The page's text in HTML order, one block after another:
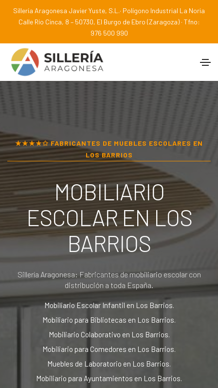
Sillería Aragonesa Javier Yuste, S.L.· Polígono Industrial La Noria
Calle Río Cinca, 8 – 50730, El Burgo de Ebro (Zaragoza) · Tfno:
976 500 990
★★★★✩ FABRICANTES DE MUEBLES ESCOLARES EN
LOS BARRIOS
MOBILIARIO
ESCOLAR ENLOS
BARRIOS
Sillería Aragonesa: Fabricantes de mobiliario escolar con
distribución a toda España.
Mobiliario Escolar Infantil en Los Barrios.
Mobiliario para Bibliotecas en Los Barrios.
Mobiliario Colaborativo en Los Barrios.
Mobiliario para Comedores en Los Barrios.
Muebles de Laboratorio en Los Barrios.
Mobiliario para Ayuntamientos en Los Barrios.